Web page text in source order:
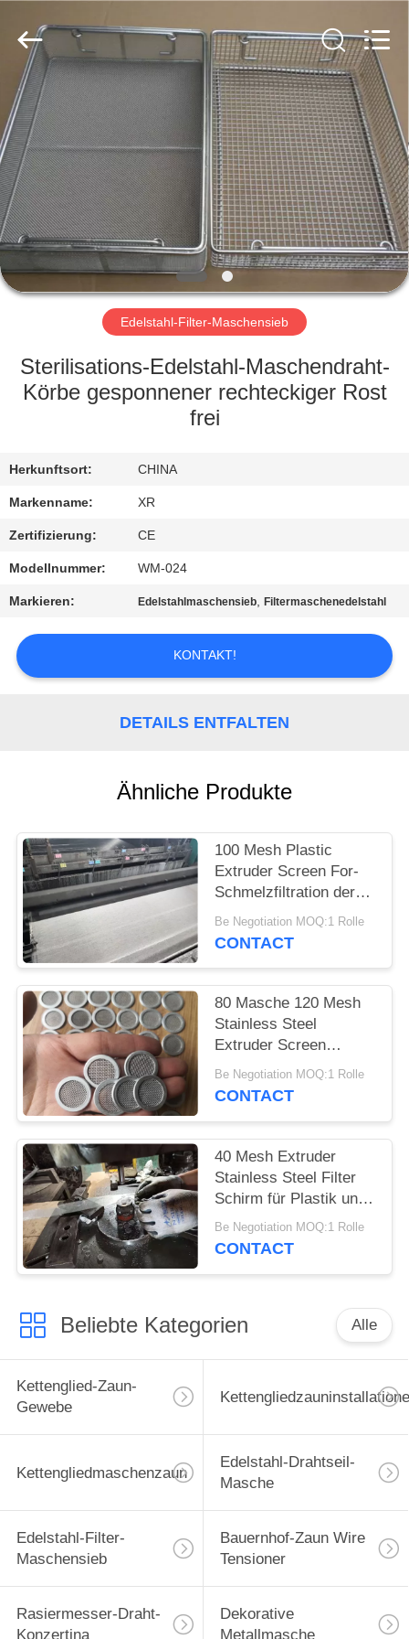
HAUS
PRODUKTE
ÜBER
UNS
FABRIK-
AUSFLUG
QUALITÄTSKONTROLLE
SIE
MIT
UNS
IN
VERBINDUNG
FORDERN
SIE
PRIVACY
POLICY
METAL
MESH
CO.,LTD.
Rights
Reserved.
Edelstahl-Filter-Maschensieb
Sterilisations-Edelstahl-Maschendraht-
Körbe gesponnener rechteckiger Rost
frei
Herkunftsort: CHINA
Markenname: XR
Zertifizierung: CE
Modellnummer: WM-024
Markieren: Edelstahlmaschensieb,Filtermaschenedelstahl
KONTAKT!
DETAILS ENTFALTEN
Ähnliche Produkte
100 Mesh Plastic
Extruder Screen For-
Schmelzfiltration der
Maschen-120 und
Verdrängungs-Prozess
Be Negotiation MOQ:1 Rolle
CONTACT
80 Masche 120 Mesh
Stainless Steel
Extruder Screen
fertigte der Maschen-
100 besonders an
Be Negotiation MOQ:1 Rolle
CONTACT
40 Mesh Extruder
Stainless Steel Filter
Schirm für Plastik und
Gummiprofil
Be Negotiation MOQ:1 Rolle
CONTACT
Beliebte Kategorien Alle
Kettenglied-Zaun-
Gewebe
Kettengliedmaschenzaun
Edelstahl-Drahtseil-
Masche
Edelstahl-Filter-
Maschensieb
Bauernhof-Zaun Wire
Tensioner
Rasiermesser-Draht-
Konzertina
Dekorative
Metallmasche